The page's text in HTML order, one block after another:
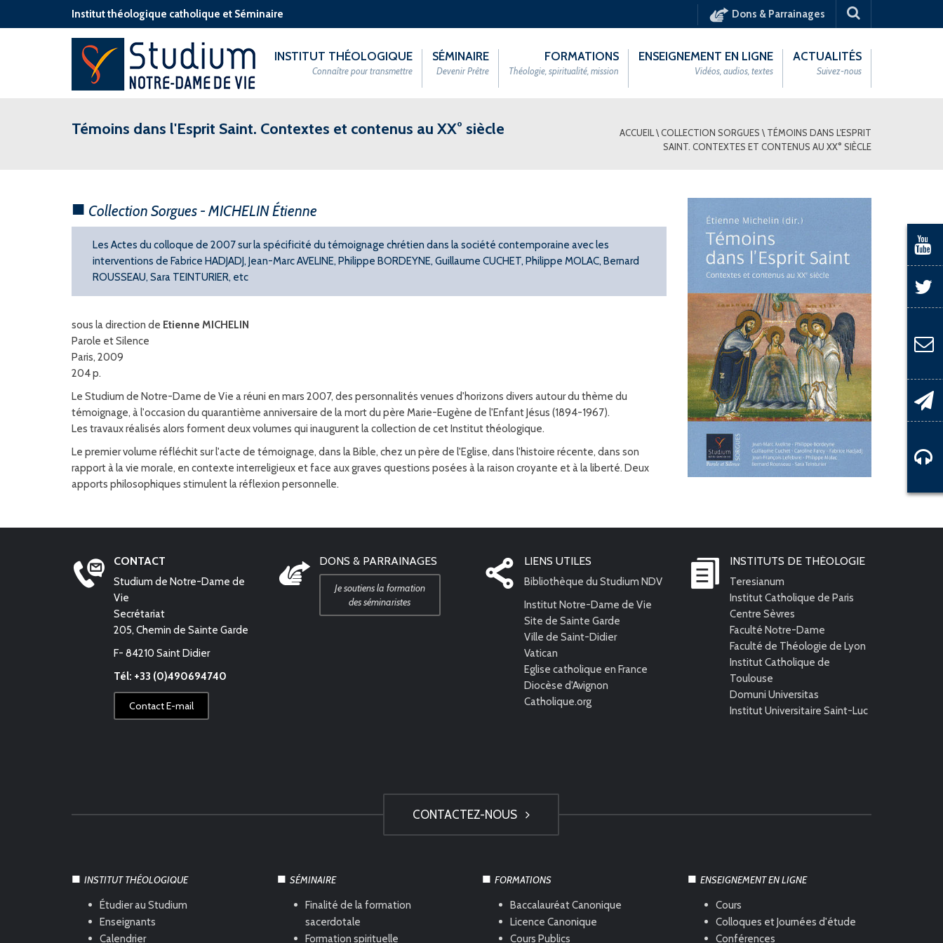
Institut théologique catholique et Séminaire Dons & Parrainages
INSTITUT THÉOLOGIQUE
Connaître pour transmettre
SÉMINAIRE
Devenir Prêtre
FORMATIONS
Théologie, spiritualité, mission
ENSEIGNEMENT EN LIGNE
Vidéos, audios, textes
ACTUALITÉS
Suivez-nous
Témoins dans l'Esprit Saint. Contextes et contenus au XX° siècle ACCUEIL\COLLECTION SORGUES \ TÉMOINS DANS L'ESPRIT
SAINT. CONTEXTES ET CONTENUS AU XX° SIÈCLE
Collection Sorgues - MICHELIN Étienne
Les Actes du colloque de 2007 sur la spécificité du témoignage chrétien dans la société contemporaine avec les
interventions de Fabrice HADJADJ, Jean-Marc AVELINE, Philippe BORDEYNE, Guillaume CUCHET, Philippe MOLAC, Bernard
ROUSSEAU, Sara TEINTURIER, etc
sous la direction de Etienne MICHELIN
Parole et Silence
Paris, 2009
204 p.
Le Studium de Notre-Dame de Vie a réuni en mars 2007, des personnalités venues d'horizons divers autour du thème du
témoignage, à l'occasion du quarantième anniversaire de la mort du père Marie-Eugène de l'Enfant Jésus (1894-1967).
Les travaux réalisés alors forment deux volumes qui inaugurent la collection de cet Institut théologique.
Le premier volume réfléchit sur l'acte de témoignage, dans la Bible, chez un père de l'Eglise, dans l'histoire récente, dans son
rapport à la vie morale, en contexte interreligieux et face aux graves questions posées à la raison croyante et à la liberté. Deux
apports philosophiques stimulent la réflexion personnelle.
CONTACT
Studium de Notre-Dame de
Vie
Secrétariat
205, Chemin de Sainte Garde
F- 84210 Saint Didier
Tél: +33 (0)490694740
Contact E-mail
DONS & PARRAINAGES
Je soutiens la formation
des séminaristes
LIENS UTILES
Bibliothèque du Studium NDV
Institut Notre-Dame de Vie
Site de Sainte Garde
Ville de Saint-Didier
Vatican
Eglise catholique en France
Diocèse d'Avignon
Catholique.org
INSTITUTS DE THÉOLOGIE
Teresianum
Institut Catholique de Paris
Centre Sèvres
Faculté Notre-Dame
Faculté de Théologie de Lyon
Institut Catholique de
Toulouse
Domuni Universitas
Institut Universitaire Saint-Luc
CONTACTEZ-NOUS
INSTITUT THÉOLOGIQUE
Étudier au Studium
Enseignants
Calendrier
SÉMINAIRE
Finalité de la formation
sacerdotale
Formation spirituelle
FORMATIONS
Baccalauréat Canonique
Licence Canonique
Cours Publics
ENSEIGNEMENT EN LIGNE
Cours
Colloques et Journées d'étude
Conférences